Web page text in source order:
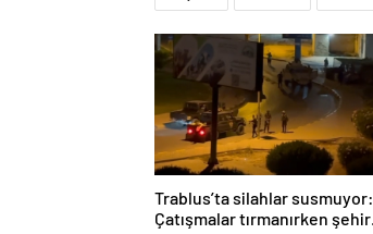
Trablus’ta silahlar susmuyor:
Çatışmalar tırmanırken şehir